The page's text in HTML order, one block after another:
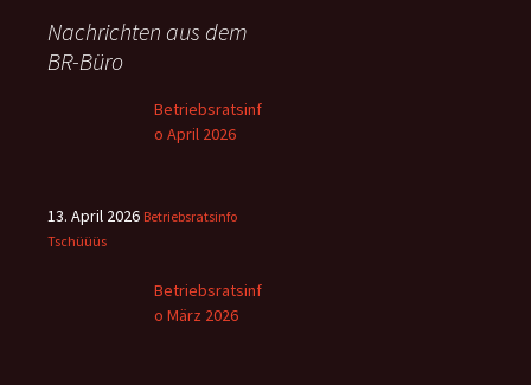
Nachrichten aus dem
BR-Büro
Betriebsratsinf
o April 2026
13. April 2026 Betriebsratsinfo
Tschüüüs
Betriebsratsinf
o März 2026